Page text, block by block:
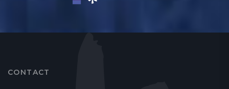
CONTACT